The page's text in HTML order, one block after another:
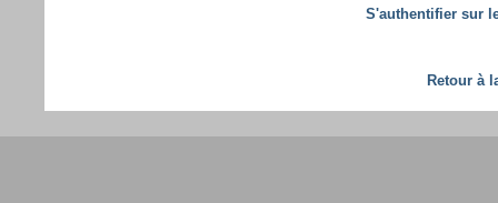
S'authentifier sur
Retour à